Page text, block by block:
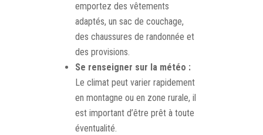
emportez des vêtements
adaptés, un sac de couchage,
des chaussures de randonnée et
des provisions.
Se renseigner sur la météo :
Le climat peut varier rapidement
en montagne ou en zone rurale, il
est important d’être prêt à toute
éventualité.